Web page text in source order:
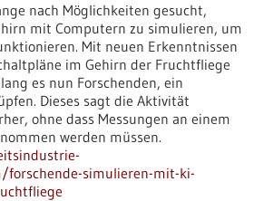
nach Möglichkeiten gesucht,
mit Computern zu simulieren, um
Mit neuen Erkenntnissen
im Gehirn der Fruchtfliege
es nun Forschenden, ein
Dieses sagt die Aktivität
ohne dass Messungen an einem
werden müssen.
simulieren-mit-ki-